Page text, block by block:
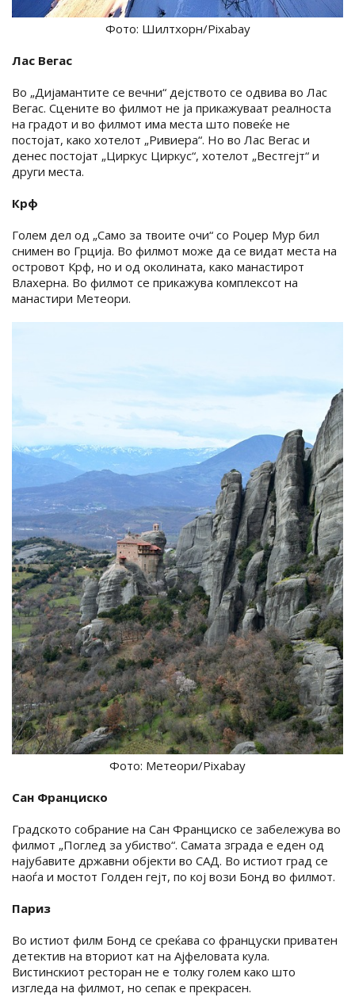
Фото: Шилтхорн/Pixabay
Лас Вегас
Во „Дијамантите се вечни“ дејството се одвива во Лас
Вегас. Сцените во филмот не ја прикажуваат реалноста
на градот и во филмот има места што повеќе не
постојат, како хотелот „Ривиера“. Но во Лас Вегас и
денес постојат „Циркус Циркус“, хотелот „Вестгејт“ и
други места.
Крф
Голем дел од „Само за твоите очи“ со Роџер Мур бил
снимен во Грција. Во филмот може да се видат места на
островот Крф, но и од околината, како манастирот
Влахерна. Во филмот се прикажува комплексот на
манастири Метеори.
Фото: Метеори/Pixabay
Сан Франциско
Градското собрание на Сан Франциско се забележува во
филмот „Поглед за убиство“. Самата зграда е еден од
најубавите државни објекти во САД. Во истиот град се
наоѓа и мостот Голден гејт, по кој вози Бонд во филмот.
Париз
Во истиот филм Бонд се среќава со француски приватен
детектив на вториот кат на Ајфеловата кула.
Вистинскиот ресторан не е толку голем како што
изгледа на филмот, но сепак е прекрасен.